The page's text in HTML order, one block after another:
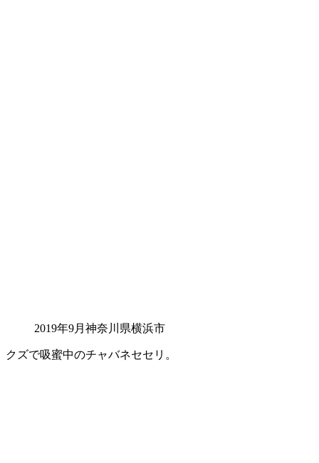
2019年9月神奈川県横浜市
クズで吸蜜中のチャバネセセリ。